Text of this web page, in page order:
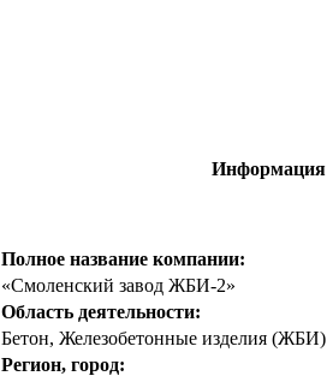
Информация
Полное название компании:
«Смоленский завод ЖБИ-2»
Область деятельности:
Бетон, Железобетонные изделия (ЖБИ)
Регион, город: